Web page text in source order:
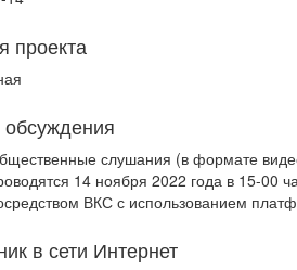
проекта
слушания (в формате
14 ноября 2022 года в 15-00
ВКС с использованием
в сети Интернет